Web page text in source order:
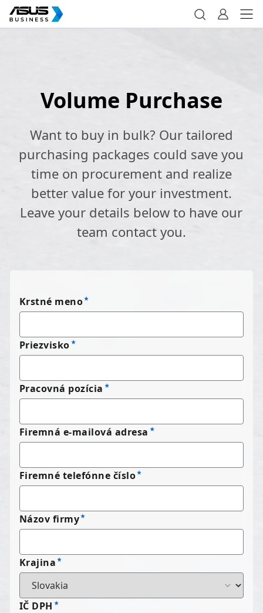
Volume Purchase
Want to buy in bulk? Our tailored
purchasing packages could save you
time on procurement and realize
better value for your investment.
Leave your details below to have our
team contact you.
Krstné meno
Priezvisko
Pracovná pozícia
Firemná e-mailová adresa
Firemné telefónne číslo
Názov firmy
Krajina
IČ DPH